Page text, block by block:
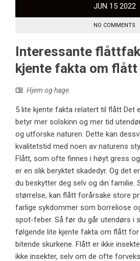
JUN 15 2022
NO COMMENTS
Interessante
kjente fakta om flått
Hjem og hage
5 lite kjente fakta relatert til flått Det
betyr mer solskinn og mer tid
og utforske naturen. Dette kan
kvalitetstid med noen av naturens
Flått, som ofte finnes i høyt gress
er en slik beryktet skadedyr. Og det
du beskytter deg selv og din familie.
størrelse, kan flått forårsake store
farlige sykdommer som borreliose
spot-feber. Så før du går utendørs i
følgende lite kjente fakta om flått
bitende skurkene. Flått er ikke
ikke insekter, selv om de ofte